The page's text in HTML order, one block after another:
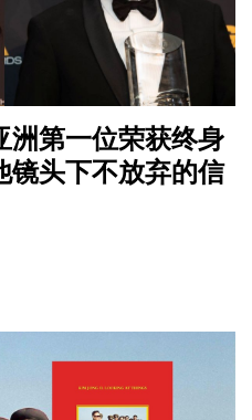
洲第一位荣获终身
镜头下不放弃的信